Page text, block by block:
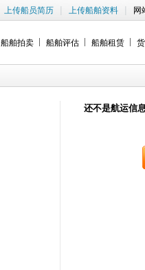
上传船员简历 | 上传船舶资料 | 网
船舶拍卖 船舶评估 船舶租赁
还不是航运信